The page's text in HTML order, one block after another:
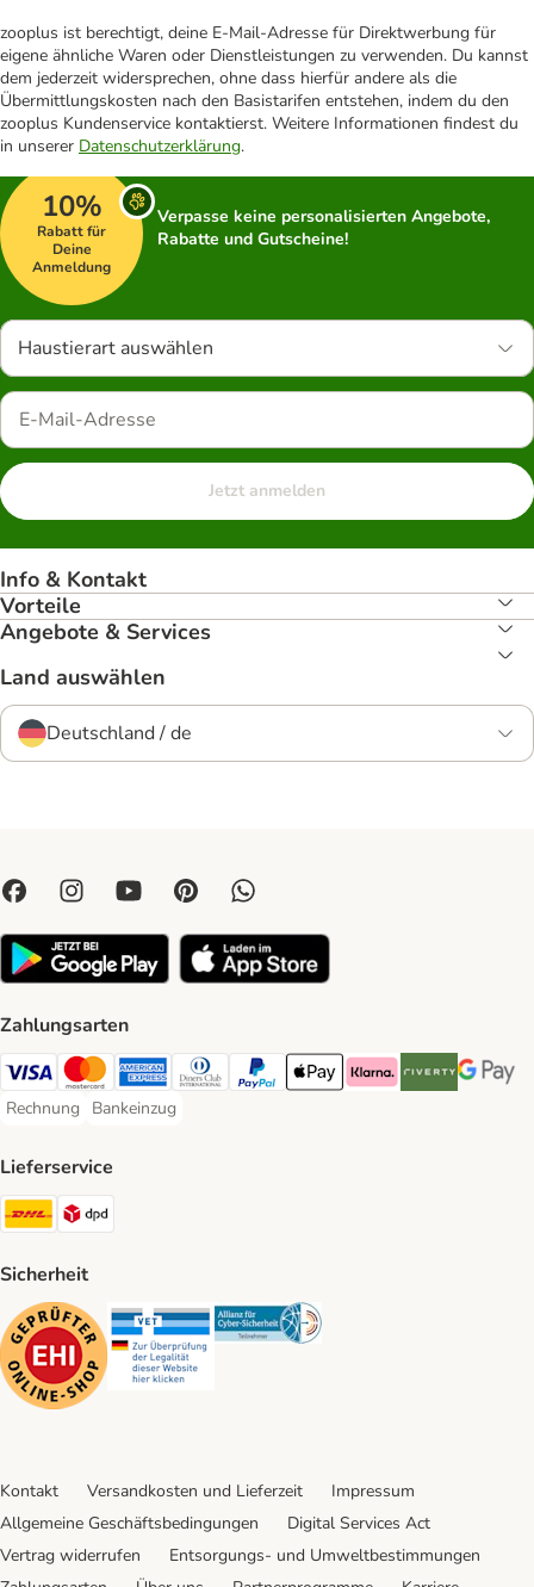
zooplus ist berechtigt, deine E-Mail-Adresse für Direktwerbung für
eigene ähnliche Waren oder Dienstleistungen zu verwenden. Du kannst
dem jederzeit widersprechen, ohne dass hierfür andere als die
Übermittlungskosten nach den Basistarifen entstehen, indem du den
zooplus Kundenservice kontaktierst. Weitere Informationen findest du
in unserer Datenschutzerklärung.
10%
Rabatt für
Deine
Anmeldung
Verpasse keine personalisierten Angebote,
Rabatte und Gutscheine!
Haustierart auswählen
Jetzt anmelden
Info & Kontakt
Vorteile
Angebote & Services
Land auswählen
Deutschland / de
Zahlungsarten
Visa Payment Method
Mastercard Payment Method
American Express Payment Method
Diners Club Payment Method
PayPal Payment Method
Apple Pay Payment Method
Klarna Payment Method
Riverty Payment
Google
Rechnung
Rechnung Payment Method
Bankeinzug
Bankeinzug Payment Method
Lieferservice
DHL Shipping Method
Sicherheit
Security Security Security
Kontakt Versandkosten und Lieferzeit
Impressum
Allgemeine Geschäftsbedingungen
Digital Services Act
Vertrag widerrufen
Entsorgungs- und Umweltbestimmungen